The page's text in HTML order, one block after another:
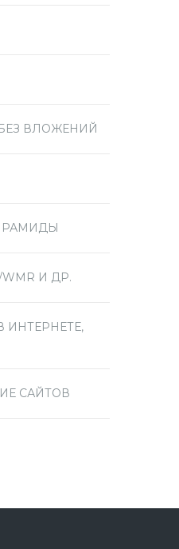
ВЛОЖЕНИЙ
И ДР.
ИНТЕРНЕТЕ,
САЙТОВ